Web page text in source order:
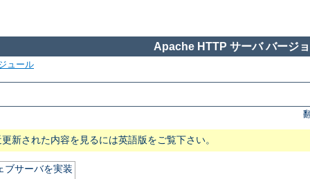
Apache HTTP サーバ バージ
ュール
新された内容を見るには英語版をご覧下さい。
ブサーバを実装